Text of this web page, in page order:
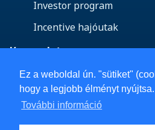
Ez a weboldal ún. "sütiket"
hogy a legjobb élményt nyújtsa.
További információ
Investor program
Incentive hajóutak
Kapcsolat
Vedd fel velünk a kapcsolatot!
Email: info@azureyacht.com